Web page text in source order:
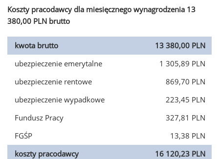
Koszty pracodawcy dla miesięcznego wynagrodzenia 13
380,00 PLN brutto
kwota brutto
13 380,00 PLN
ubezpieczenie emerytalne
1 305,89 PLN
ubezpieczenie rentowe
869,70 PLN
ubezpieczenie wypadkowe
223,45 PLN
Fundusz Pracy
327,81 PLN
FGŚP
13,38 PLN
koszty pracodawcy
16 120,23 PLN